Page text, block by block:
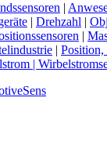
|
| Drehzahl |
|
| Position,
|